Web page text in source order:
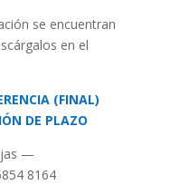
se encuentran
en el
(FINAL)
DE PLAZO
—
8164